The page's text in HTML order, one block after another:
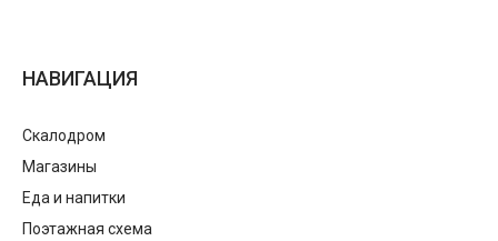
НАВИГАЦИЯ
Скалодром
Магазины
Еда и напитки
Поэтажная схема